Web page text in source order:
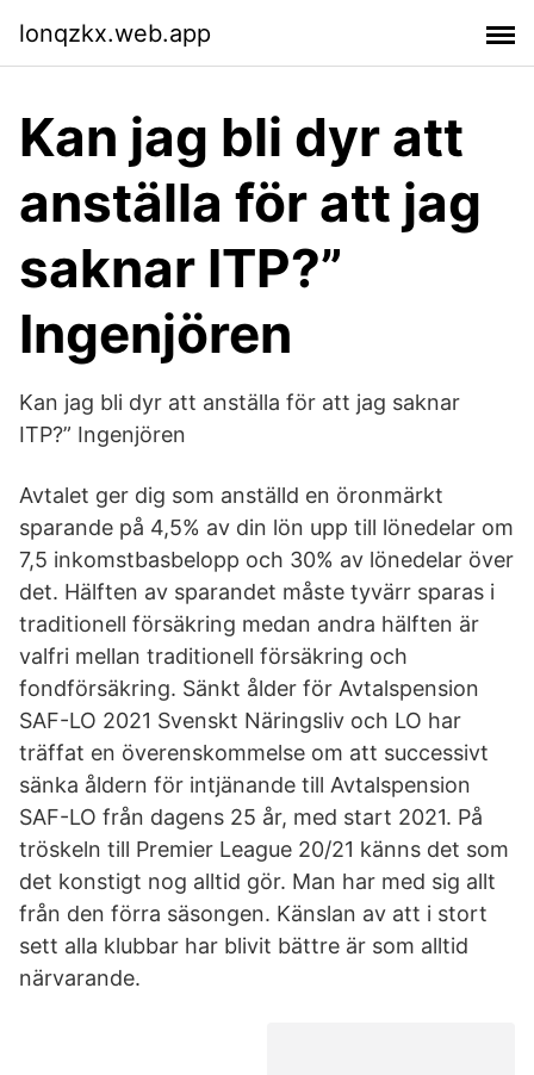
lonqzkx.web.app
Kan jag bli dyr att
anställa för att jag
saknar ITP?”
Ingenjören
Kan jag bli dyr att anställa för att jag saknar
ITP?” Ingenjören
Avtalet ger dig som anställd en öronmärkt
sparande på 4,5% av din lön upp till lönedelar om
7,5 inkomstbasbelopp och 30% av lönedelar över
det. Hälften av sparandet måste tyvärr sparas i
traditionell försäkring medan andra hälften är
valfri mellan traditionell försäkring och
fondförsäkring. Sänkt ålder för Avtalspension
SAF-LO 2021 Svenskt Näringsliv och LO har
träffat en överenskommelse om att successivt
sänka åldern för intjänande till Avtalspension
SAF-LO från dagens 25 år, med start 2021. På
tröskeln till Premier League 20/21 känns det som
det konstigt nog alltid gör. Man har med sig allt
från den förra säsongen. Känslan av att i stort
sett alla klubbar har blivit bättre är som alltid
närvarande.